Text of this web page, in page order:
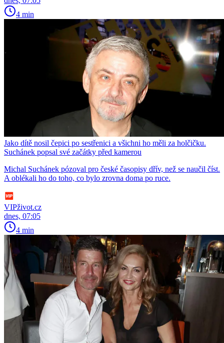
4 min
Jako dítě nosil čepici po sestřenici a všichni ho měli za holčičku.
Suchánek popsal své začátky před kamerou
Michal Suchánek pózoval pro české časopisy dřív, než se naučil číst.
A oblékali ho do toho, co bylo zrovna doma po ruce.
VIPživot.cz
dnes, 07:05
4 min